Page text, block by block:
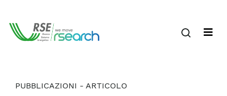
PUBBLICAZIONI - ARTICOLO